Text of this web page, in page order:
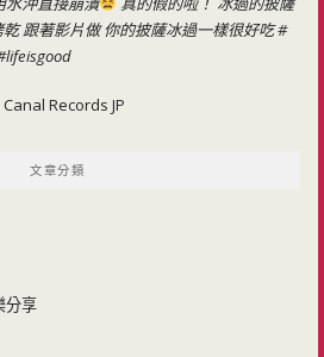
跟著影片做 你的披薩冰過一樣很好吃#
Records JP
文章分類
分享